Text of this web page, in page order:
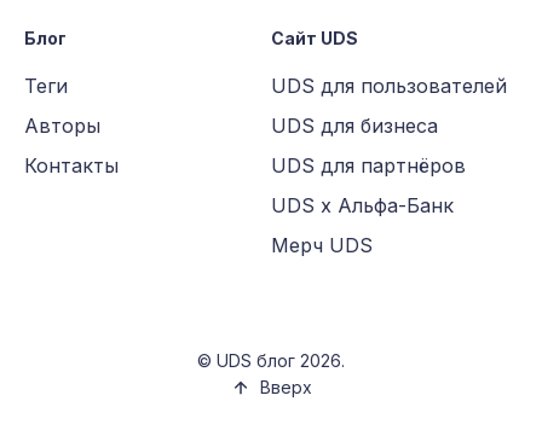
Блог
Теги
Авторы
Контакты
Сайт UDS
UDS для пользователей
UDS для бизнеса
UDS для партнёров
UDS х Альфа-Банк
Мерч UDS
© UDS блог 2026.
Вверх